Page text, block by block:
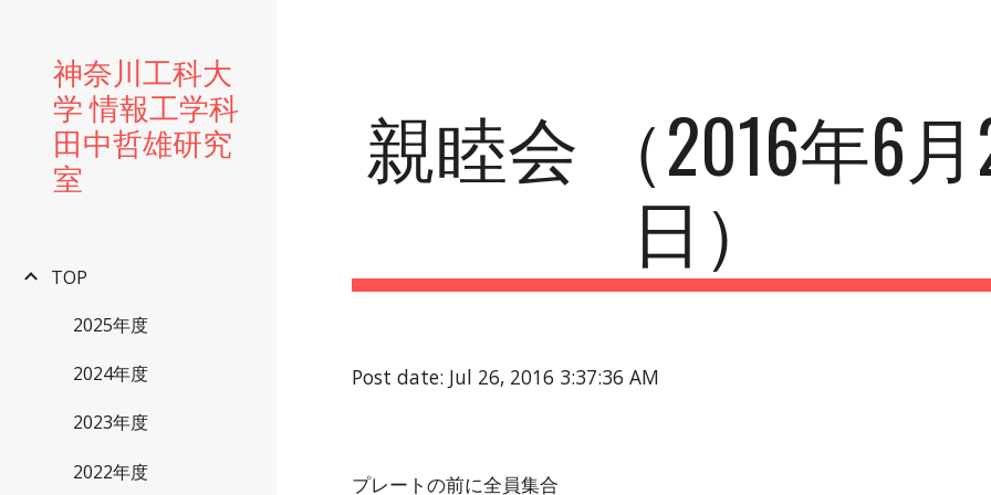
神奈川工科大
学 情報工学科
田中哲雄研究
室
TOP
2025年度
2024年度
2023年度
2022年度
親睦会 （2016年6月
日）
Post date: Jul 26, 2016 3:37:36 AM
プレートの前に全員集合